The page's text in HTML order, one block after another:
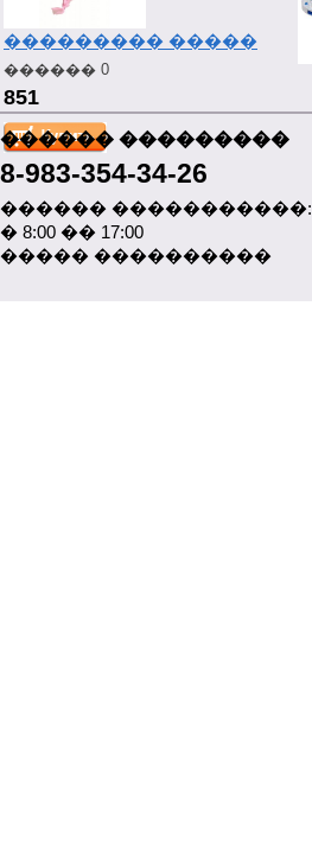
��������� �����
������ 0
851
������ ���������
8-983-354-34-26
������ �����������:
� 8:00 �� 17:00
����� ����������